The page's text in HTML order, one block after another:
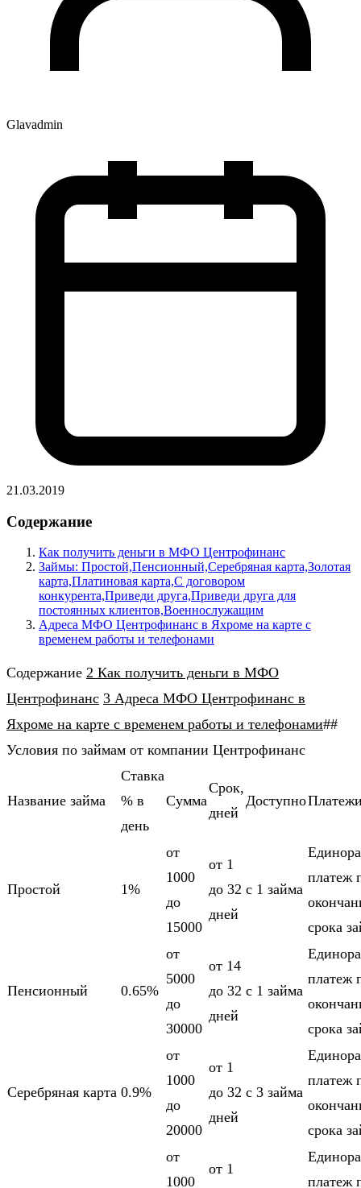
Glavadmin
21.03.2019
Содержание
Как получить деньги в МФО Центрофинанс
Займы: Простой,Пенсионный,Серебряная карта,Золотая
карта,Платиновая карта,С договором
конкурента,Приведи друга,Приведи друга для
постоянных клиентов,Военнослужащим
Адреса МФО Центрофинанс в Яхроме на карте с
временем работы и телефонами
Содержание 2 Как получить деньги в МФО
Центрофинанс 3 Адреса МФО Центрофинанс в
Яхроме на карте с временем работы и телефонами##
Условия по займам от компании Центрофинанс
Название займа
Ставка
% в
день
Cумма
Cрок,
дней
Доступно
Простой 1%
от
1000
до
15000
от 1
до 32
дней
c 1 займа
платеж
срока
Пенсионный 0.65%
от
5000
до
30000
от 14
до 32
дней
c 1 займа
платеж
срока
Серебряная карта 0.9%
от
1000
до
20000
от 1
до 32
дней
c 3 займа
платеж
срока
от
1000
от 1
платеж